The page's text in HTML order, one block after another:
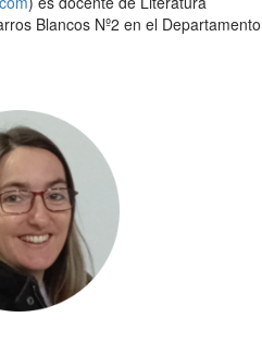
Blancos Nº2 en el Departamento